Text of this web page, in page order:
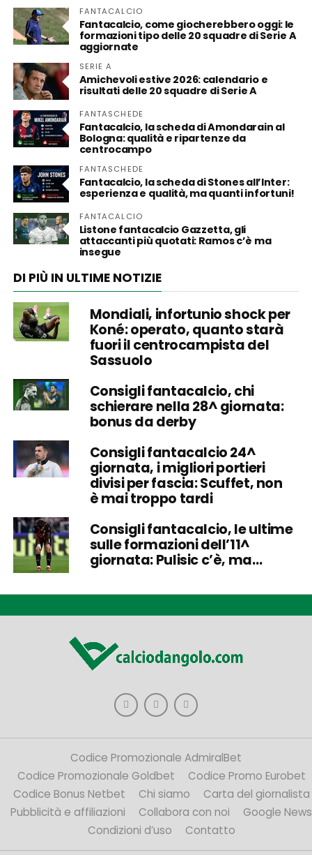
FANTACALCIO
Fantacalcio, come giocherebbero oggi: le
formazioni tipo delle 20 squadre di Serie A
aggiornate
SERIE A
Amichevoli estive 2026: calendario e
risultati delle 20 squadre di Serie A
FANTASCHEDE
Fantacalcio, la scheda di Amondarain al
Bologna: qualità e ripartenze da
centrocampo
FANTASCHEDE
Fantacalcio, la scheda di Stones all’Inter:
esperienza e qualità, ma quanti infortuni!
FANTACALCIO
Listone fantacalcio Gazzetta, gli
attaccanti più quotati: Ramos c’è ma
insegue
DI PIÙ IN ULTIME NOTIZIE
Mondiali, infortunio shock per
Koné: operato, quanto starà
fuori il centrocampista del
Sassuolo
Consigli fantacalcio, chi
schierare nella 28^ giornata:
bonus da derby
Consigli fantacalcio 24^
giornata, i migliori portieri
divisi per fascia: Scuffet, non
è mai troppo tardi
Consigli fantacalcio, le ultime
sulle formazioni dell’11^
giornata: Pulisic c’è, ma…
Codice Promozionale AdmiralBet
Codice Promozionale Goldbet
Codice Promo Eurobet
Codice Bonus Netbet
Chi siamo
Carta del giornalista
Pubblicità e affiliazioni
Collabora con noi
Google News
Condizioni d’uso
Contatto